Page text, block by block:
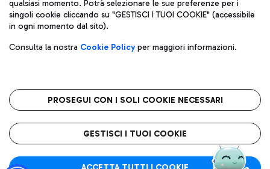
Gelateria
Wine Bar & Sparkling
Raggiungi l’aeroporto senza pensieri con il servizio di taxi a
Ristoranti
Scopri la nostra offerta per una pausa gustosa in aeroporto
Mappa Aeroporto Fiumicino
Capitale sociale 62.224.743,00 int. vers.
Sede legale: Via Pier Paolo Racchetti 1 - 00054 Fiumicino (RM)
telefono +39 06 65951
Privacy policy
Note legali
Roma FCO
L'aeroporto stellato
qualsiasi momento. Potrà selezionare le sue preferenze per i
singoli cookie cliccando su "GESTISCI I TUOI COOKIE" (accessibile
in ogni momento dal sito).
Consulta la nostra Cookie Policyper maggiori informazioni.
PROSEGUI CON I SOLI COOKIE NECESSARI
GESTISCI I TUOI COOKIE